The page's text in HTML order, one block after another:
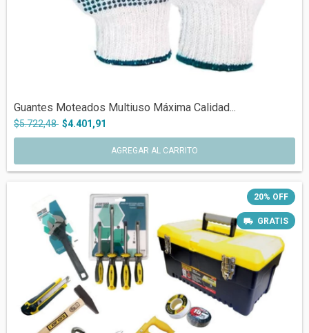
Guantes Moteados Multiuso Máxima Calidad...
$5.722,48 $4.401,91
20% OFF
GRATIS